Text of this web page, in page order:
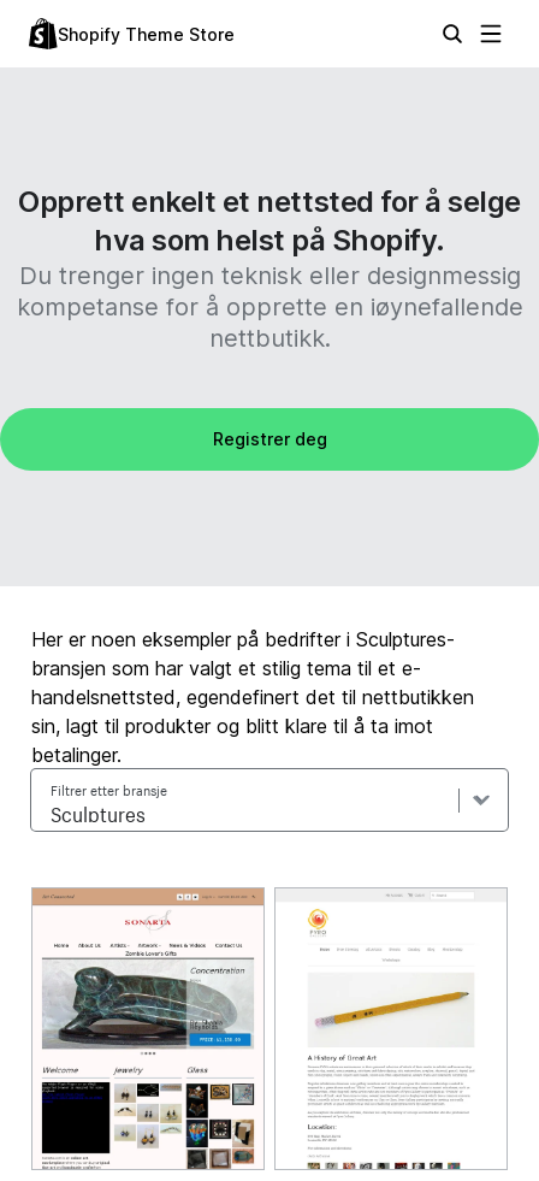
Shopify Theme Store
Opprett enkelt et nettsted for å selge
hva som helst på Shopify.
Du trenger ingen teknisk eller designmessig
kompetanse for å opprette en iøynefallende
nettbutikk.
Registrer deg
Her er noen eksempler på bedrifter i Sculptures-
bransjen som har valgt et stilig tema til et e-
handelsnettsted, egendefinert det til nettbutikken
sin, lagt til produkter og blitt klare til å ta imot
betalinger.
Filtrer etter bransje